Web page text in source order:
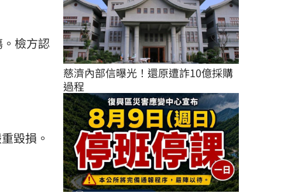
檢方認
毀損。
慈濟內部信曝光！還原遭詐10億採購
過程